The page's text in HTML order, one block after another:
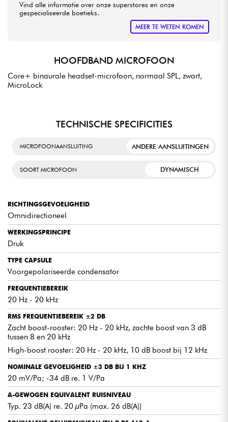
Vind alle informatie over onze superstores en onze
gespecialiseerde boetieks.
MEER TE WETEN KOMEN
HOOFDBAND MICROFOON
Core+ binaurale headset-microfoon, normaal SPL, zwart,
MicroLock
TECHNISCHE SPECIFICITIES
MICROFOONAANSLUITING ANDERE AANSLUITINGEN
SOORT MICROFOON DYNAMISCH
RICHTINGSGEVOELIGHEID
Omnidirectioneel
WERKINGSPRINCIPE
Druk
TYPE CAPSULE
Voorgepolariseerde condensator
FREQUENTIEBEREIK
20 Hz - 20 kHz
RMS FREQUENTIEBEREIK ±2 DB
Zacht boost-rooster: 20 Hz - 20 kHz, zachte boost van 3 dB
tussen 8 en 20 kHz
High-boost rooster: 20 Hz - 20 kHz, 10 dB boost bij 12 kHz
NOMINALE GEVOELIGHEID ±3 DB BIJ 1 KHZ
20 mV/Pa; -34 dB re. 1 V/Pa
A-GEWOGEN EQUIVALENT RUISNIVEAU
Typ. 23 dB(A) re. 20 µPa (max. 26 dB(A))